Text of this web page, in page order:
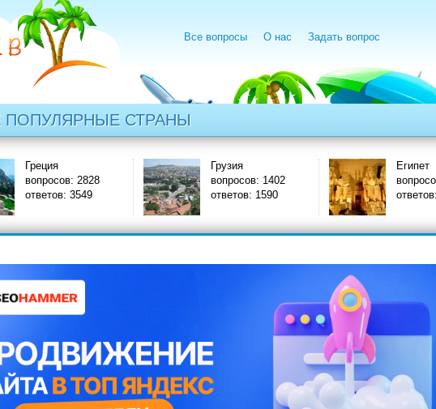
Все вопросы О нас Задать вопрос
СТРАНЫ
Грузия
вопросов: 1402
ответов: 1590
Египет
вопросов: 4718
ответов: 5798
вопросы!
меняют